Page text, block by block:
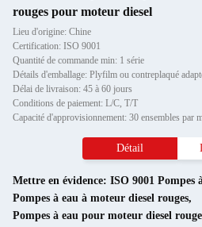
rouges pour moteur diesel
Lieu d'origine: Chine
Certification: ISO 9001
Quantité de commande min: 1 série
Détails d'emballage: Plyfilm ou contreplaqué
Délai de livraison: 45 à 60 jours
Conditions de paiement: L/C, T/T
Capacité d'approvisionnement: 30 ensembles par
Détail
Mettre en évidence: ISO 9001 Pompes
Pompes à eau à moteur diesel rouges,
Pompes à eau pour moteur diesel rouge